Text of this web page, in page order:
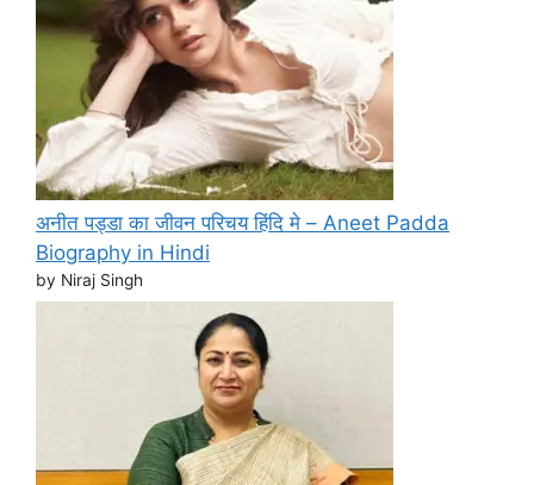
अनीत पड्डा का जीवन परिचय हिंदि मे – Aneet Padda
Biography in Hindi
by Niraj Singh